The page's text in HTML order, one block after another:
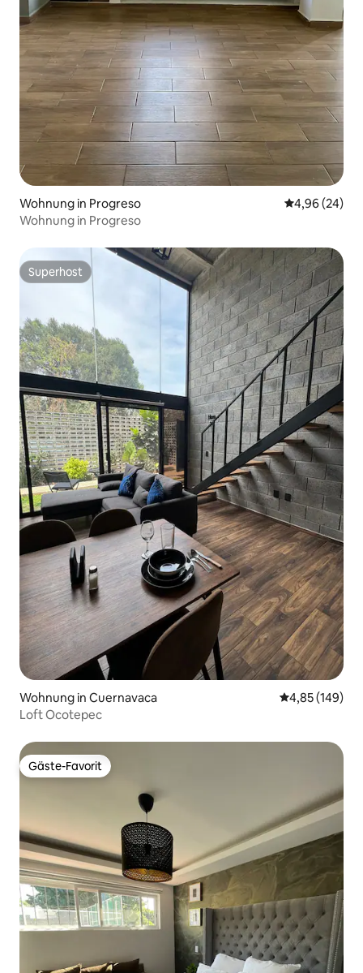
Wohnung in Progreso
4,96 (24)
Wohnung in Progreso
Superhost
Superhost
Wohnung in Cuernavaca
4,85 (149)
Loft Ocotepec
Gäste-Favorit
Gäste-Favorit